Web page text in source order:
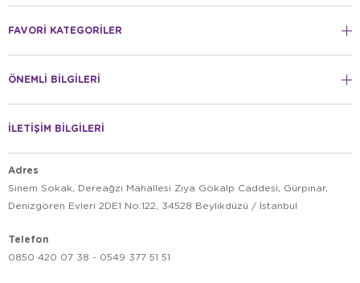
FAVORİ KATEGORİLER
ÖNEMLİ BİLGİLERİ
İLETİŞİM BİLGİLERİ
Adres
Sinem Sokak, Dereağzı Mahallesi Ziya Gökalp Caddesi, Gürpınar,
Denizgören Evleri 2DE1 No:122, 34528 Beylikdüzü / İstanbul
Telefon
0850 420 07 38 - 0549 377 51 51